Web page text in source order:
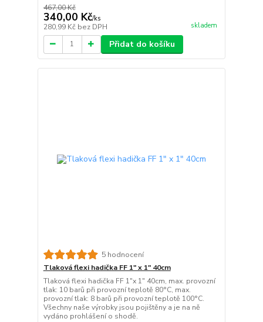
467,00 Kč
340,00 Kč/ks
280,99 Kč bez DPH skladem
Přidat do košíku
5 hodnocení
Tlaková flexi hadička FF 1" x 1" 40cm
Tlaková flexi hadička FF 1"x 1" 40cm, max. provozní
tlak: 10 barů při provozní teplotě 80°C, max.
provozní tlak: 8 barů při provozní teplotě 100°C.
Všechny naše výrobky jsou pojištěny a je na ně
vydáno prohlášení o shodě.